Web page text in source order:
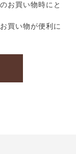
お買い物時にと
買い物が便利に